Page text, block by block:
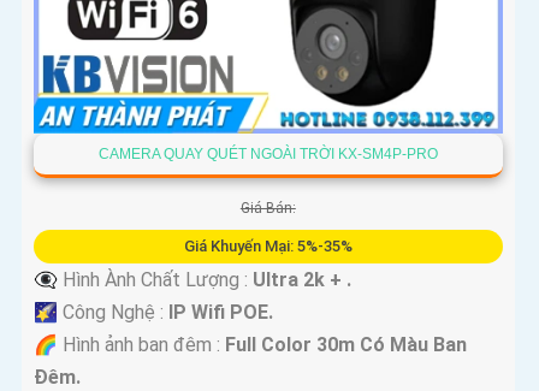
CAMERA QUAY QUÉT NGOÀI TRỜI KX-SM4P-PRO
Giá Bán:
Giá Khuyến Mại: 5%-35%
👁️‍🗨 Hình Ành Chất Lượng : Ultra 2k + .
🌠 Công Nghệ : IP Wifi POE.
🌈 Hình ảnh ban đêm : Full Color 30m Có Màu Ban
Ðêm.